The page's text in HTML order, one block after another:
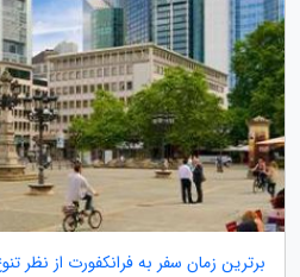
برترین زمان سفر به فرانکفورت از نظر